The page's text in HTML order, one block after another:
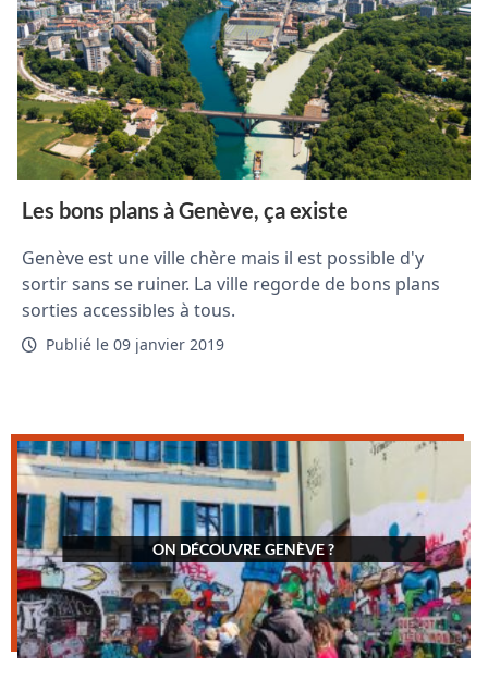
Les bons plans à Genève, ça existe
Genève est une ville chère mais il est possible d'y
sortir sans se ruiner. La ville regorde de bons plans
sorties accessibles à tous.
Publié le 09 janvier 2019
ON DÉCOUVRE GENÈVE ?